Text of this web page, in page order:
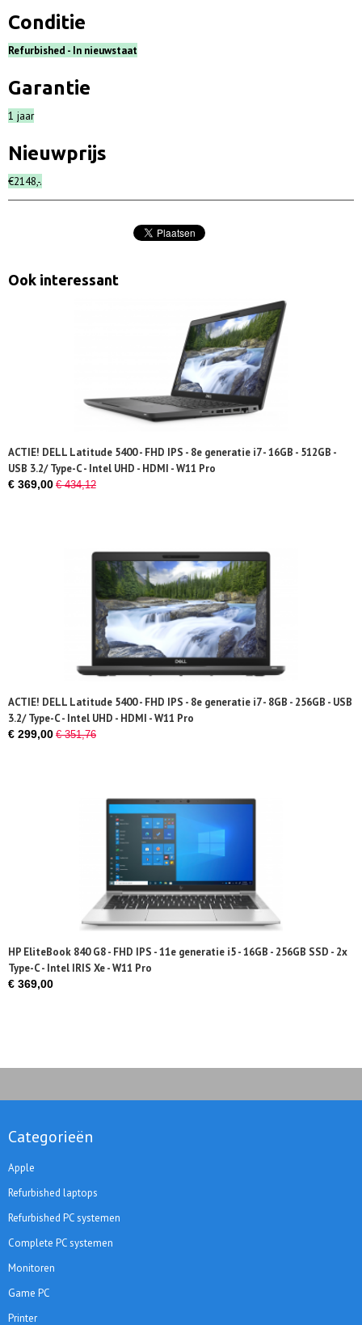
Conditie
Refurbished - In nieuwstaat
Garantie
1 jaar
Nieuwprijs
€2148,-.
Ook interessant
ACTIE! DELL Latitude 5400 - FHD IPS - 8e generatie i7 - 16GB - 512GB -
USB 3.2/ Type-C - Intel UHD - HDMI - W11 Pro
€ 369,00 € 434,12
ACTIE! DELL Latitude 5400 - FHD IPS - 8e generatie i7 - 8GB - 256GB - USB
3.2/ Type-C - Intel UHD - HDMI - W11 Pro
€ 299,00 € 351,76
HP EliteBook 840 G8 - FHD IPS - 11e generatie i5 - 16GB - 256GB SSD - 2x
Type-C - Intel IRIS Xe - W11 Pro
€ 369,00
Categorieën
Apple
Refurbished laptops
Refurbished PC systemen
Complete PC systemen
Monitoren
Game PC
Printer